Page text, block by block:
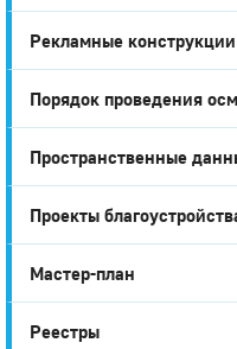
Рекламные конструкции
Порядок проведения
Пространственные
Проекты
Мастер-план
Реестры